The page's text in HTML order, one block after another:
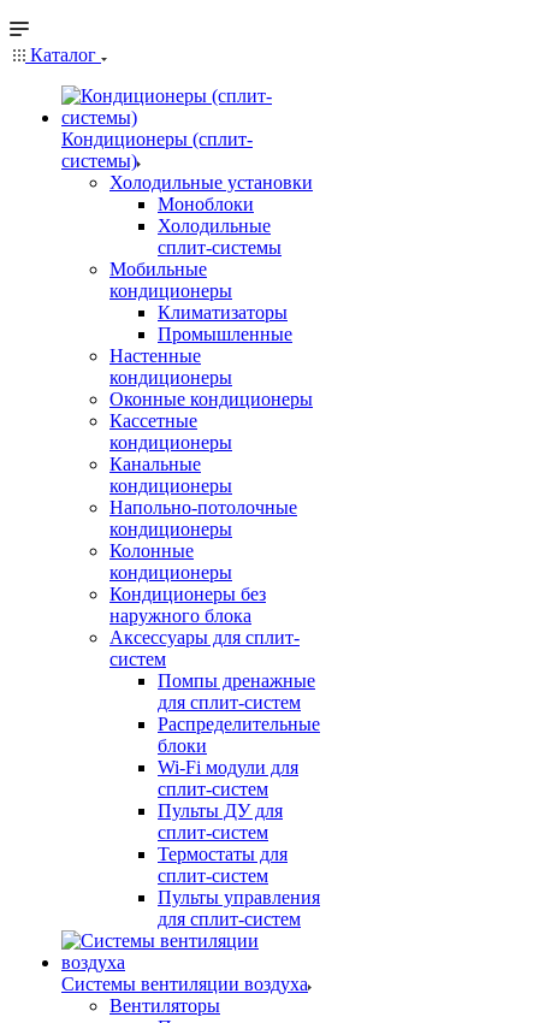
Каталог
Кондиционеры (сплит-
системы)
Холодильные установки
Моноблоки
Холодильные
сплит-системы
Мобильные
кондиционеры
Климатизаторы
Промышленные
Настенные
кондиционеры
Оконные кондиционеры
Кассетные
кондиционеры
Канальные
кондиционеры
Напольно-потолочные
кондиционеры
Колонные
кондиционеры
Кондиционеры без
наружного блока
Аксессуары для сплит-
систем
Помпы дренажные
для сплит-систем
Распределительные
блоки
Wi-Fi модули для
сплит-систем
Пульты ДУ для
сплит-систем
Термостаты для
сплит-систем
Пульты управления
для сплит-систем
Системы вентиляции воздуха
Вентиляторы